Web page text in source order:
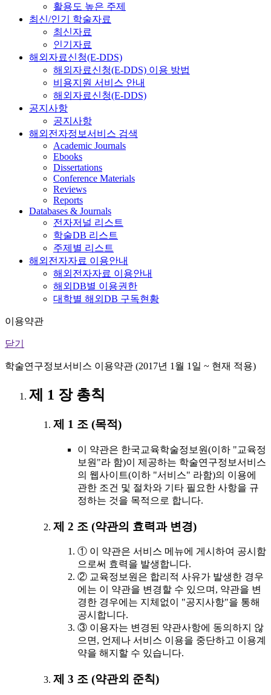
활용도 높은 주제
최신/인기 학술자료
최신자료
인기자료
해외자료신청(E-DDS)
해외자료신청(E-DDS) 이용 방법
비용지원 서비스 안내
해외자료신청(E-DDS)
공지사항
공지사항
해외전자정보서비스 검색
Academic Journals
Ebooks
Dissertations
Conference Materials
Reviews
Reports
Databases & Journals
전자저널 리스트
학술DB 리스트
주제별 리스트
해외전자자료 이용안내
해외전자자료 이용안내
해외DB별 이용권한
대학별 해외DB 구독현황
이용약관
닫기
학술연구정보서비스 이용약관 (2017년 1월 1일 ~ 현재 적용)
제 1 장 총칙
제 1 조 (목적)
이 약관은 한국교육학술정보원(이하 "교육정
보원"라 함)이 제공하는 학술연구정보서비스
의 웹사이트(이하 "서비스" 라함)의 이용에
관한 조건 및 절차와 기타 필요한 사항을 규
정하는 것을 목적으로 합니다.
제 2 조 (약관의 효력과 변경)
① 이 약관은 서비스 메뉴에 게시하여 공시함
으로써 효력을 발생합니다.
② 교육정보원은 합리적 사유가 발생한 경우
에는 이 약관을 변경할 수 있으며, 약관을 변
경한 경우에는 지체없이 "공지사항"을 통해
공시합니다.
③ 이용자는 변경된 약관사항에 동의하지 않
으면, 언제나 서비스 이용을 중단하고 이용계
약을 해지할 수 있습니다.
제 3 조 (약관외 준칙)